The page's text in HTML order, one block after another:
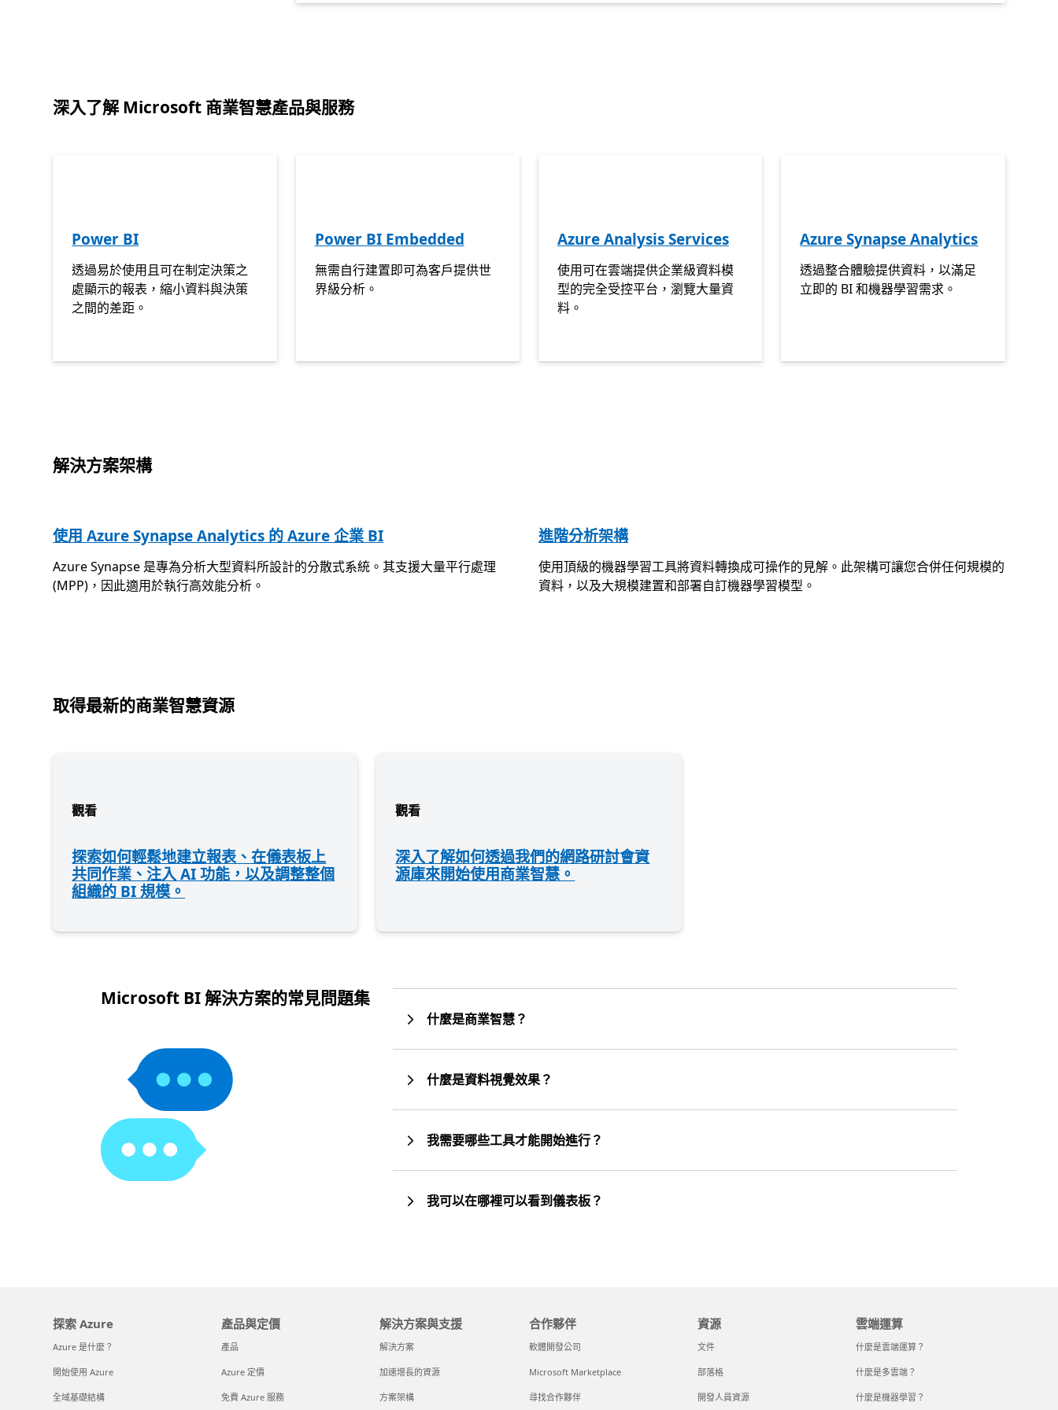
深入了解 Microsoft 商業智慧產品與服務
Power BI
透過易於使用且可在制定決策之
處顯示的報表，縮小資料與決策
之間的差距。
Power BI Embedded
無需自行建置即可為客戶提供世
界級分析。
Azure Analysis Services
使用可在雲端提供企業級資料模
型的完全受控平台，瀏覽大量資
料。
Azure Synapse Analytics
透過整合體驗提供資料，以滿足
立即的 BI 和機器學習需求。
解決方案架構
使用 Azure Synapse Analytics 的 Azure 企業 BI
Azure Synapse 是專為分析大型資料所設計的分散式系統。其支援大量平行處理
(MPP)，因此適用於執行高效能分析。
進階分析架構
使用頂級的機器學習工具將資料轉換成可操作的見解。此架構可讓您合併任何規模的
資料，以及大規模建置和部署自訂機器學習模型。
取得最新的商業智慧資源
觀看
探索如何輕鬆地建立報表、在儀表板上
共同作業、注入 AI 功能，以及調整整個
組織的 BI 規模。
觀看
深入了解如何透過我們的網路研討會資
源庫來開始使用商業智慧。
Microsoft BI 解決方案的常見問題集
什麼是商業智慧？
什麼是資料視覺效果？
我需要哪些工具才能開始進行？
我可以在哪裡可以看到儀表板？
探索 Azure
Azure 是什麼？
開始使用 Azure
全域基礎結構
產品與定價
產品
Azure 定價
免費 Azure 服務
解決方案與支援
解決方案
加速增長的資源
方案架構
合作夥伴
軟體開發公司
Microsoft Marketplace
尋找合作夥伴
資源
文件
部落格
開發人員資源
雲端運算
什麼是雲端運算？
什麼是多雲端？
什麼是機器學習？